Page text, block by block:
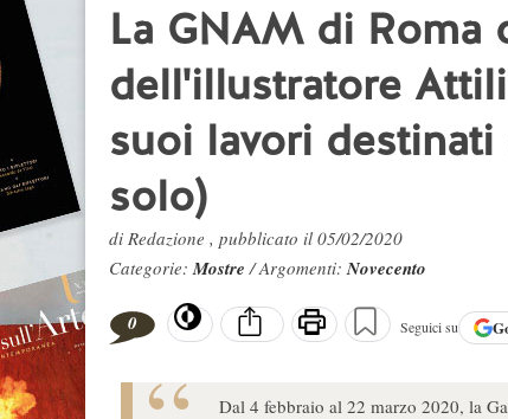
La GNAM di Roma
dell'illustratore
suoi lavori
solo)
di Redazione , pubblicato il 05/02/2020
Categorie:Mostre/ Argomenti:Novecento
0 Seguici su
Dal 4 febbraio al 22 marzo 2020, la